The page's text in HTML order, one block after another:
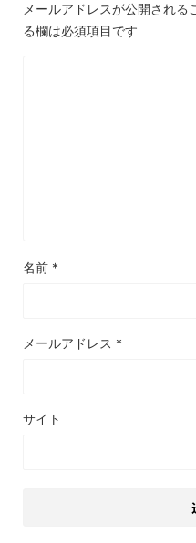
メールアドレスが公開される
る欄は必須項目です
名前 *
メールアドレス *
サイト